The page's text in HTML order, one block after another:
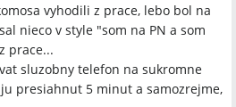
vyhodili z prace, lebo bol na
nieco v style "som na PN a som
prace...
sluzobny telefon na sukromne
presiahnut 5 minut a samozrejme,